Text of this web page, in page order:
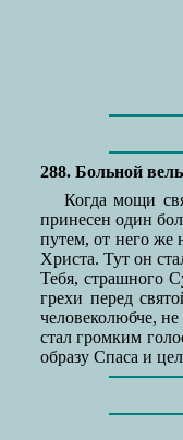
288. Больной
Когда мощи
принесен один
путем, от него же
Христа. Тут он
Тебя, страшного
грехи перед
человеколюбче,
стал громким
образу Спаса и